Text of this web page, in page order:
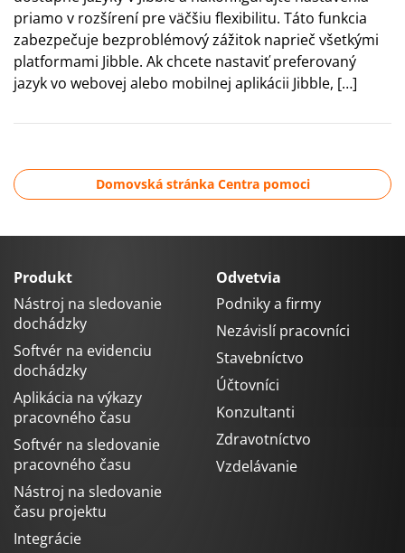
priamo v rozšírení pre väčšiu flexibilitu. Táto funkcia
zabezpečuje bezproblémový zážitok naprieč všetkými
platformami Jibble. Ak chcete nastaviť preferovaný
jazyk vo webovej alebo mobilnej aplikácii Jibble, […]
Domovská stránka Centra pomoci
Produkt
Nástroj na sledovanie
dochádzky
Softvér na evidenciu
dochádzky
Aplikácia na výkazy
pracovného času
Softvér na sledovanie
pracovného času
Nástroj na sledovanie
času projektu
Integrácie
Odvetvia
Podniky a firmy
Nezávislí pracovníci
Stavebníctvo
Účtovníci
Konzultanti
Zdravotníctvo
Vzdelávanie